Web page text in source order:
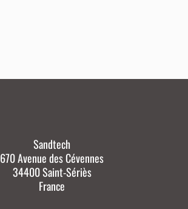
Sandtech
670 Avenue des Cévennes
34400 Saint-Sériès
France